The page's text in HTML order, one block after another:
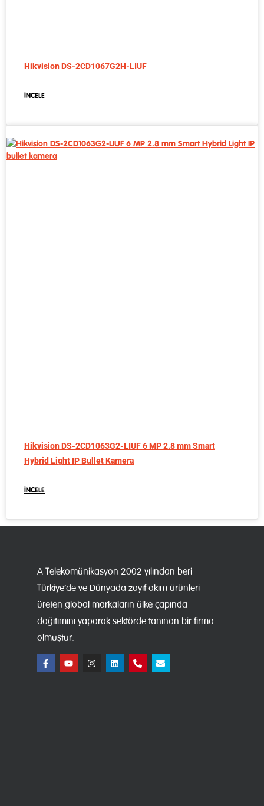
Hikvision DS-2CD1067G2H-LIUF
İNCELE
Hikvision DS-2CD1063G2-LIUF 6 MP 2.8 mm Smart
Hybrid Light IP Bullet Kamera
İNCELE
A Telekomünikasyon 2002 yılından beri
Türkiye’de ve Dünyada zayıf akım ürünleri
üreten global markaların ülke çapında
dağıtımını yaparak sektörde tanınan bir firma
olmuştur.